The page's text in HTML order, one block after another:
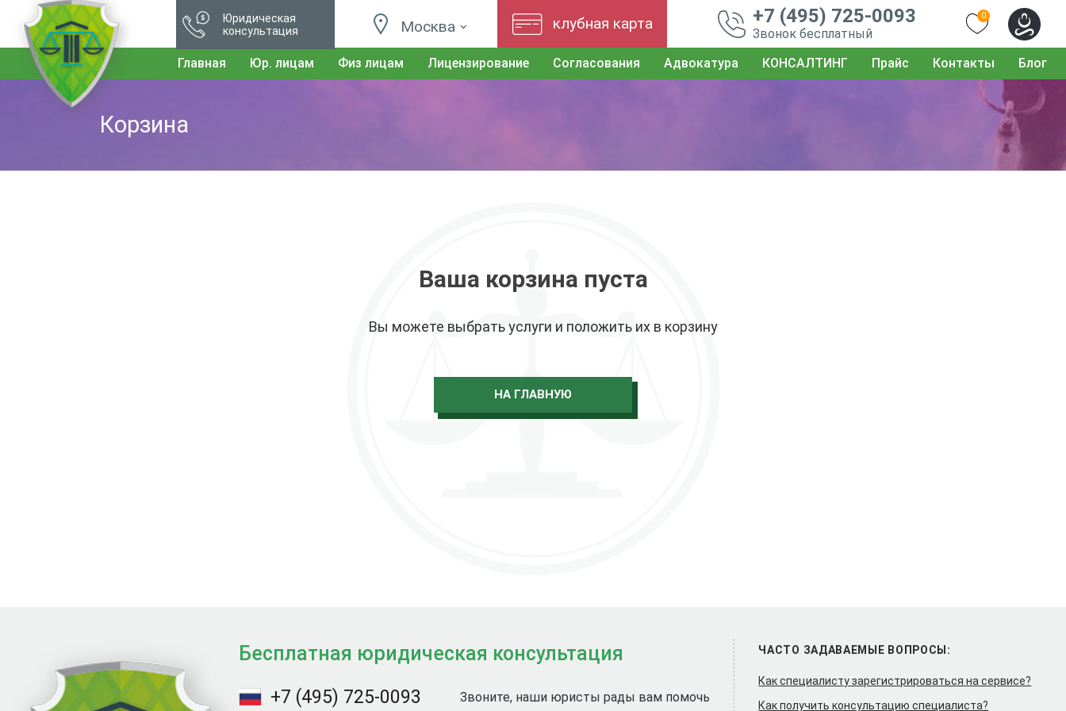
Юридическая
консультация
Москва клубная карта +7 (495) 725-0093
Звонок бесплатный
0
Главная Юр. лицам Физ лицам Лицензирование Согласования Адвокатура КОНСАЛТИНГ Прайс Контакты Блог
Корзина
Ваша корзина пуста
Вы можете выбрать услуги и положить их в корзину
НА ГЛАВНУЮ
Бесплатная юридическая консультация
+7 (495) 725-0093 Звоните, наши юристы рады вам помочь
ЧАСТО ЗАДАВАЕМЫЕ ВОПРОСЫ:
Как специалисту зарегистрироваться на сервисе?
Как получить консультацию специалиста?